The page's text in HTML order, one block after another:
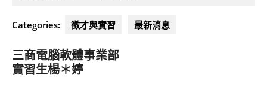
月
12
Categories: 徵才與實習 最新消息
三商電腦軟體事業部
實習生楊＊婷